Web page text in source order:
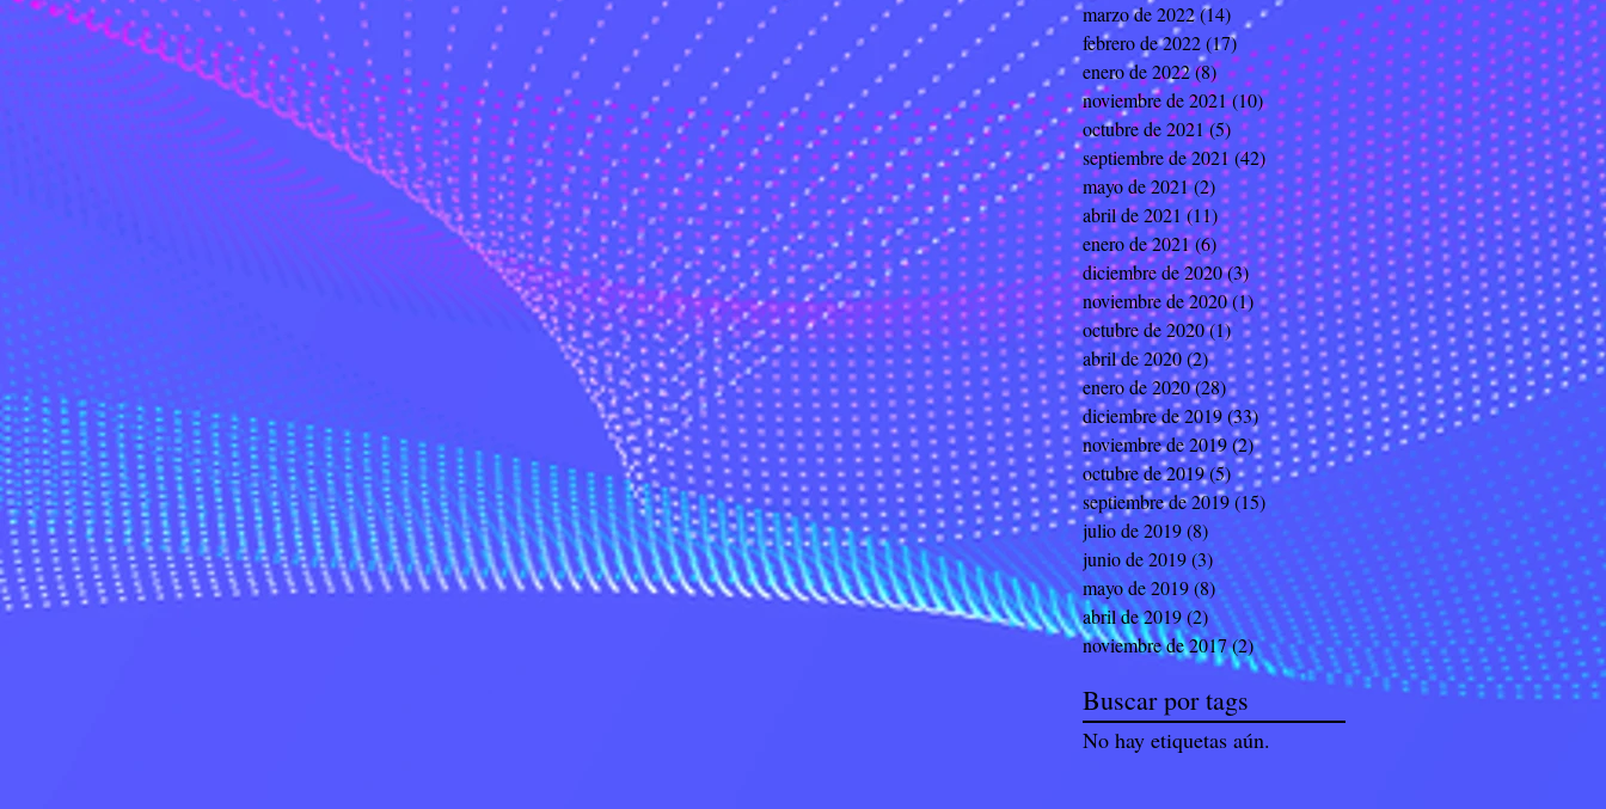
marzo de 2022(14) 14 entradas
febrero de 2022(17) 17 entradas
enero de 2022(8)8 entradas
noviembre de 2021(10)10 entradas
octubre de 2021 (5) 5 entradas
septiembre de 2021(42)42 entradas
mayo de 2021(2) 2 entradas
abril de 2021 (11)11 entradas
enero de 2021(6)6 entradas
diciembre de 2020(3)3 entradas
noviembre de 2020(1) 1 entrada
octubre de 2020(1)1 entrada
abril de 2020(2)2 entradas
enero de 2020(28)28 entradas
diciembre de 2019(33) 33 entradas
noviembre de 2019(2)2 entradas
octubre de 2019(5) 5 entradas
septiembre de 2019(15)
julio de 2019(8) 8 entradas
junio de 2019(3)3 entradas
mayo de 2019(8)8 entradas
abril de 2019(2)2 entradas
noviembre de 2017(2)2 entradas
Buscar por tags
No hay etiquetas aún.